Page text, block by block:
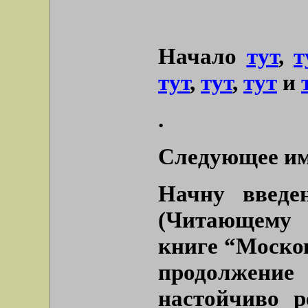
Начало тут,
тут, тут, тут и
.
Следующее
Начну
(Читающему
книге
настойчиво